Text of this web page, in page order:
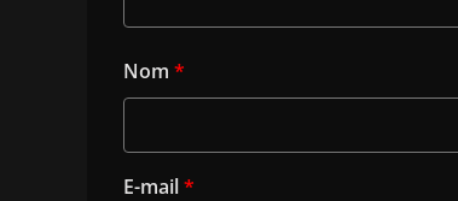
Nom *
E-mail*